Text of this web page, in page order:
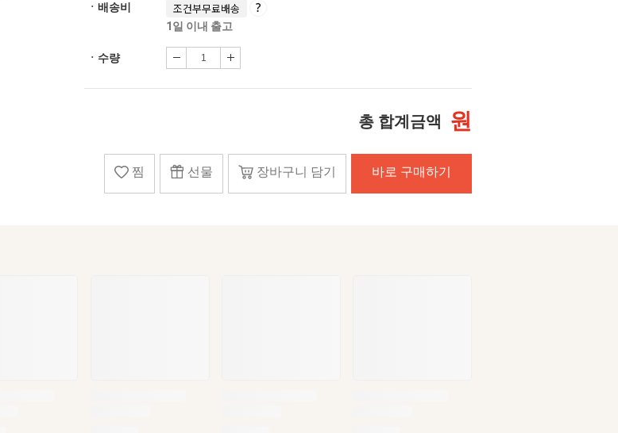
ㆍ배송비 조건부무료배송
1일 이내 출고
ㆍ수량
총 합계금액 원
찜 선물 장바구니 담기 바로 구매하기